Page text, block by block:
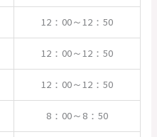
12：00～12：50
12：00～12：50
12：00～12：50
8：00～8：50